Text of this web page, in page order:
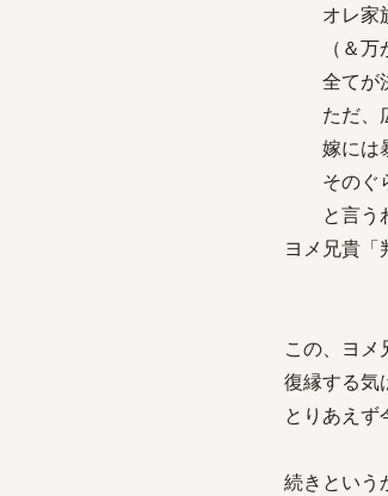
オレ家族
（＆万が
全てが決
ただ、広
嫁には暴
そのぐら
と言うわ
ヨメ兄貴「
この、ヨメ
復縁する気
とりあえず
続きという